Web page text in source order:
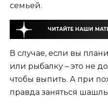
семьей.
ЧИТАЙТЕ НАШИ
В случае, если вы
или рыбалку – это не
чтобы выпить. А при
правда заняться